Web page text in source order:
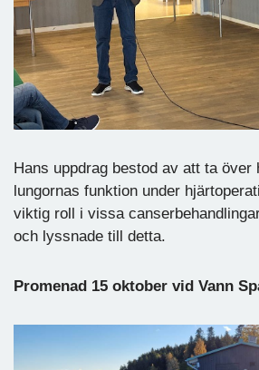
Hans uppdrag bestod av att ta över
lungornas funktion under
viktig roll i vissa
och lyssnade till detta.
Promenad 15 oktober vid Vann